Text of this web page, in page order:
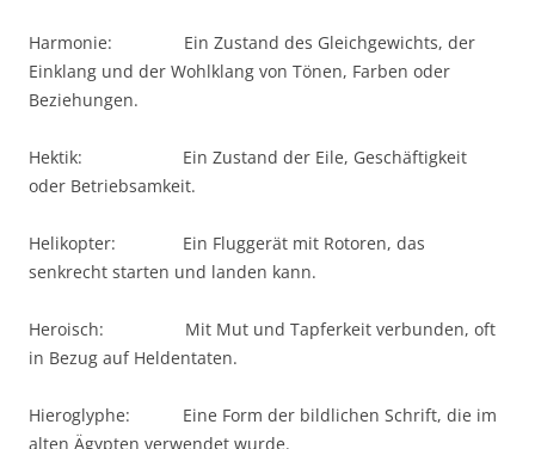
Harmonie: Ein Zustand des Gleichgewichts, der
Einklang und der Wohlklang von Tönen, Farben oder
Beziehungen.
Hektik: Ein Zustand der Eile, Geschäftigkeit
oder Betriebsamkeit.
Helikopter: Ein Fluggerät mit Rotoren, das
senkrecht starten und landen kann.
Heroisch: Mit Mut und Tapferkeit verbunden, oft
in Bezug auf Heldentaten.
Hieroglyphe: Eine Form der bildlichen Schrift, die im
alten Ägypten verwendet wurde.